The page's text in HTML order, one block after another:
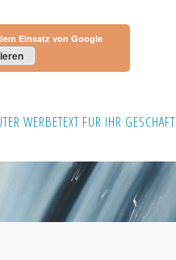
WERBETEXT FÜR IHR GESCHÄFT
Einsatz von Google